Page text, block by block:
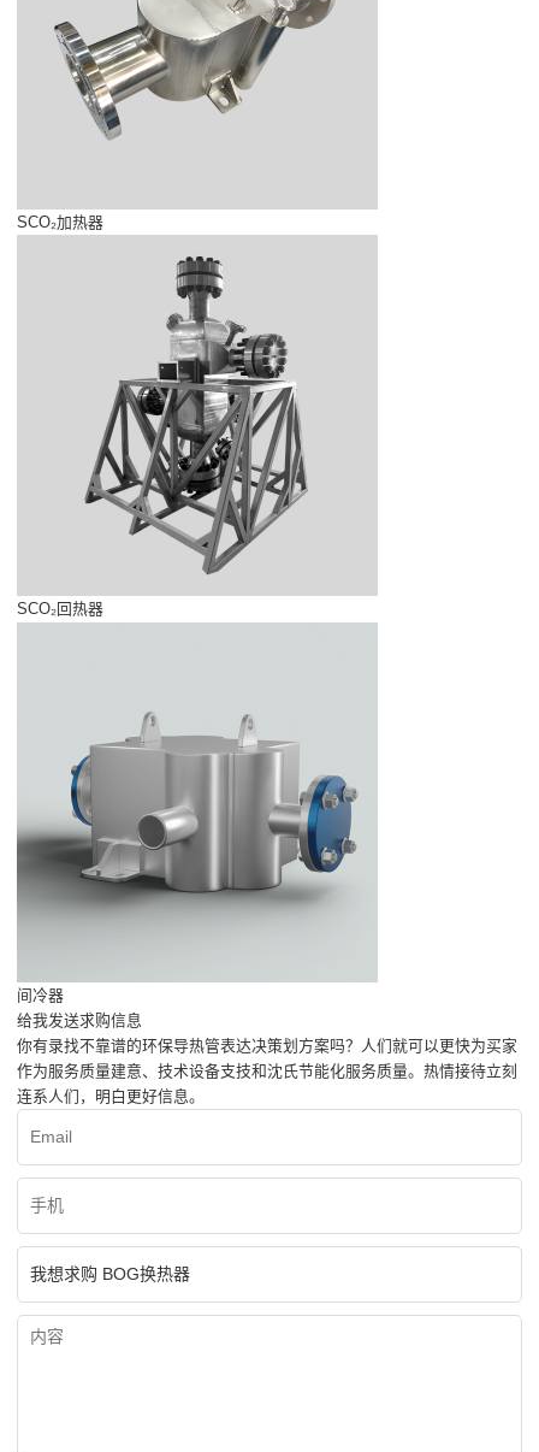
SCO₂加热器
SCO₂回热器
间冷器
给我发送求购信息
你有录找不靠谱的环保导热管表达决策划方案吗？人们就可以更快为买家
作为服务质量建意、技术设备支技和沈氏节能化服务质量。热情接待立刻
连系人们，明白更好信息。